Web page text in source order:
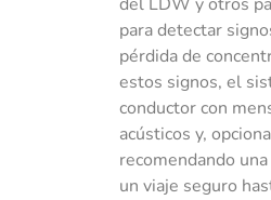
para detectar
pérdida de
estos signos, el
conductor con
acústicos y,
recomendando
un viaje seguro